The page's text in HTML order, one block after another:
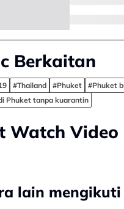
Berkaitan
#Thailand #Phuket #Phuket
Phuket tanpa kuarantin
Watch Video
lain